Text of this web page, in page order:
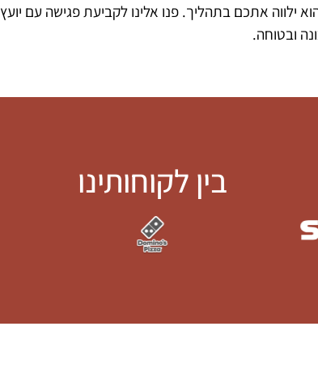
ניסיון של מעל ל-3 עשורים בתחום והוא ילווה אתכם בתהליך. פנו אלינו לקביעת פגישה עם יועץ
ובטוחה.
בין לקוחותינו